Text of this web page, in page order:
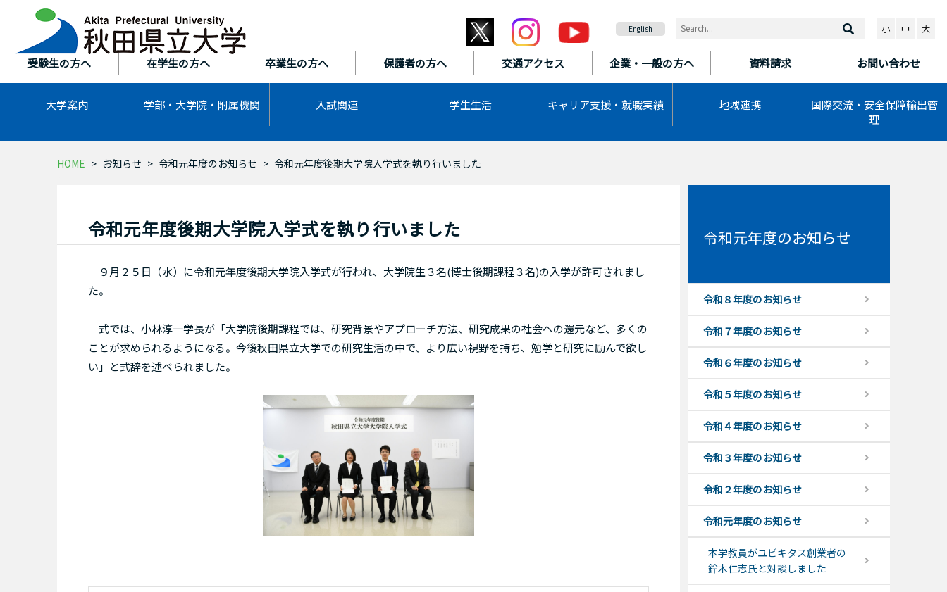
受験生の方へ 在学生の方へ 卒業生の方へ 保護者の方へ 交通アクセス 企業・一般の方へ 資料請求 お問い合わせ
大学案内 学部・大学院・ 附属機関 入試関連 学生生活 キャリア支援・ 就職実績 地域連携
国際交流・安全保障輸出管
理
English 小 中 大
HOME お知らせ 令和元年度のお知らせ 令和元年度後期大学院入学式を執り行いました
令和元年度後期大学院入学式を執り行いました
９月２５日（水）に令和元年度後期大学院入学式が行われ、大学院生３名(博士後期課程３名)の入学が許可されまし
た。
式では、小林淳一学長が「大学院後期課程では、研究背景やアプローチ方法、研究成果の社会への還元など、多くの
ことが求められるようになる。今後秋田県立大学での研究生活の中で、より広い視野を持ち、勉学と研究に励んで欲し
い」と式辞を述べられました。
令和元年度のお知らせ
令和８年度のお知らせ
令和７年度のお知らせ
令和６年度のお知らせ
令和５年度のお知らせ
令和４年度のお知らせ
令和３年度のお知らせ
令和２年度のお知らせ
令和元年度のお知らせ
本学教員がユビキタス創業者の
鈴木仁志氏と対談しました